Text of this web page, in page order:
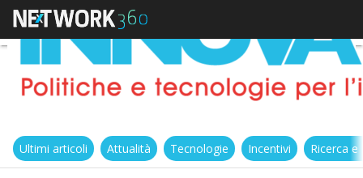
Ultimi articoli Attualità Tecnologie Incentivi Ricerca